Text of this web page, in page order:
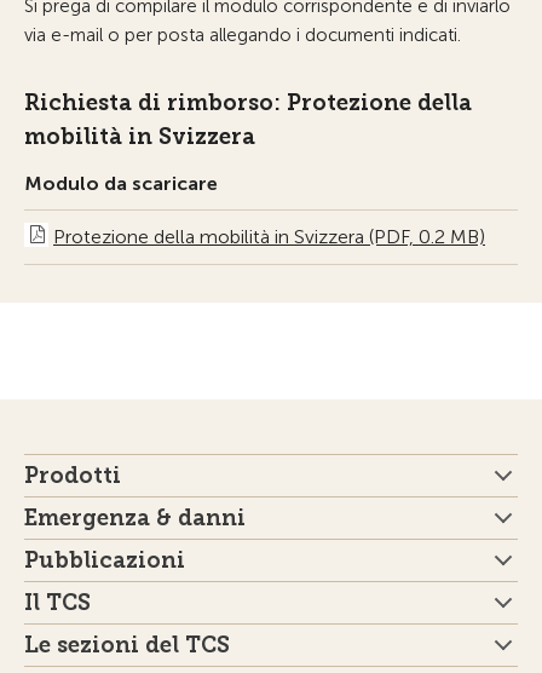
Si prega di compilare il modulo corrispondente e di inviarlo
via e-mail o per posta allegando i documenti indicati.
Richiesta di rimborso: Protezione della
mobilità in Svizzera
Modulo da scaricare
Protezione della mobilità in Svizzera (PDF, 0.2 MB)
Prodotti
Emergenza & danni
Pubblicazioni
Il TCS
Le sezioni del TCS